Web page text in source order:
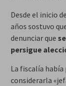
Desde el inicio
años sostuvo
denunciar que
persigue
La fiscalía había
considerarla